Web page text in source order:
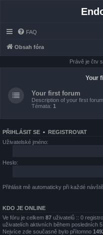
FAQ
Obsah fóra
Právě je čtv
Your
Your first forum
Description of your first forum.
Témata: 1
PŘIHLÁSIT SE • REGISTROVAT
Uživatelské jméno:
Heslo:
Přihlásit mě automaticky při každé
KDO JE ONLINE
Ve fóru je celkem 87 uživatelů :: 0
uživatelích aktivních během posledních 5
Nejvíce zde současně bylo přítomno